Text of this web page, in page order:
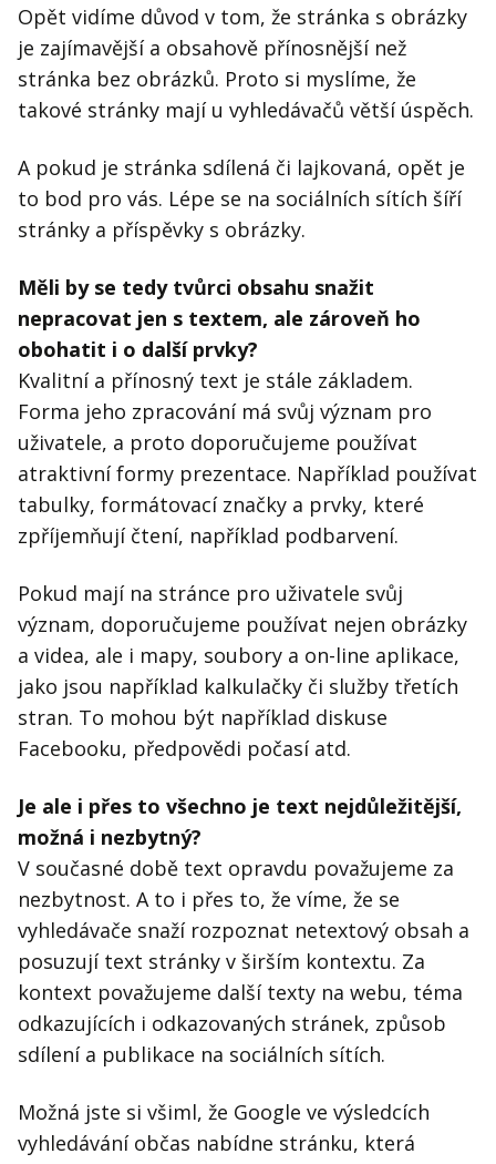
Opět vidíme důvod v tom, že stránka s obrázky
je zajímavější a obsahově přínosnější než
stránka bez obrázků. Proto si myslíme, že
takové stránky mají u vyhledávačů větší úspěch.
A pokud je stránka sdílená či lajkovaná, opět je
to bod pro vás. Lépe se na sociálních sítích šíří
stránky a příspěvky s obrázky.
Měli by se tedy tvůrci obsahu snažit
nepracovat jen s textem, ale zároveň ho
obohatit i o další prvky?
Kvalitní a přínosný text je stále základem.
Forma jeho zpracování má svůj význam pro
uživatele, a proto doporučujeme používat
atraktivní formy prezentace. Například používat
tabulky, formátovací značky a prvky, které
zpříjemňují čtení, například podbarvení.
Pokud mají na stránce pro uživatele svůj
význam, doporučujeme používat nejen obrázky
a videa, ale i mapy, soubory a on-line aplikace,
jako jsou například kalkulačky či služby třetích
stran. To mohou být například diskuse
Facebooku, předpovědi počasí atd.
Je ale i přes to všechno je text nejdůležitější,
možná i nezbytný?
V současné době text opravdu považujeme za
nezbytnost. A to i přes to, že víme, že se
vyhledávače snaží rozpoznat netextový obsah a
posuzují text stránky v širším kontextu. Za
kontext považujeme další texty na webu, téma
odkazujících i odkazovaných stránek, způsob
sdílení a publikace na sociálních sítích.
Možná jste si všiml, že Google ve výsledcích
vyhledávání občas nabídne stránku, která